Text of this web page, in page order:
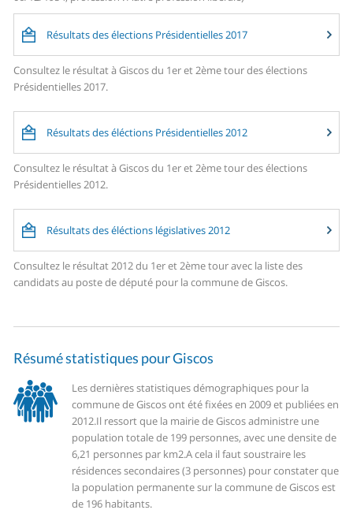
Résultats des élections Présidentielles 2017
Consultez le résultat à Giscos du 1er et 2ème tour des élections
Présidentielles 2017.
Résultats des éléctions Présidentielles 2012
Consultez le résultat à Giscos du 1er et 2ème tour des élections
Présidentielles 2012.
Résultats des éléctions législatives 2012
Consultez le résultat 2012 du 1er et 2ème tour avec la liste des
candidats au poste de député pour la commune de Giscos.
Résumé statistiques pour Giscos
Les dernières statistiques démographiques pour la
commune de Giscos ont été fixées en 2009 et publiées en
2012.Il ressort que la mairie de Giscos administre une
population totale de 199 personnes, avec une densite de
6,21 personnes par km2.A cela il faut soustraire les
résidences secondaires (3 personnes) pour constater que
la population permanente sur la commune de Giscos est
de 196 habitants.